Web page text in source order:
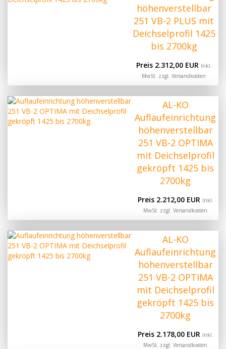
höhenverstellbar
251 VB-2 PLUS mit
Deichselprofil 1425
bis 2700kg
Preis 2.312,00 EUR Inkl.
MwSt. zzgl.Versandkosten
AL-KO
Auflaufeinrichtung
höhenverstellbar
251 VB-2 OPTIMA
mit Deichselprofil
gekröpft 1425 bis
2700kg
Preis 2.212,00 EUR Inkl.
MwSt. zzgl. Versandkosten
AL-KO
Auflaufeinrichtung
höhenverstellbar
251 VB-2 OPTIMA
mit Deichselprofil
gekröpft 1425 bis
2700kg
Preis 2.178,00 EUR Inkl.
MwSt. zzgl. Versandkosten